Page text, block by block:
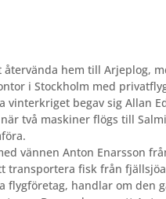
återvända hem till Arjeplog,
i Stockholm med
vinterkriget begav sig Allan
två maskiner flögs till
vännen Anton Enarsson
transportera fisk från
flygföretag, handlar om den